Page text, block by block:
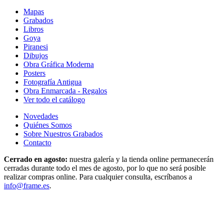
Mapas
Grabados
Libros
Goya
Piranesi
Dibujos
Obra Gráfica Moderna
Posters
Fotografía Antigua
Obra Enmarcada - Regalos
Ver todo el catálogo
Novedades
Quiénes Somos
Sobre Nuestros Grabados
Contacto
Cerrado en agosto: nuestra galería y la tienda online permanecerán
cerradas durante todo el mes de agosto, por lo que no será posible
realizar compras online. Para cualquier consulta, escríbanos a
info@frame.es.